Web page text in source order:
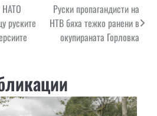
НАТО
руските
Руски пропагандисти на
НТВ бяха тежко ранени в
окупираната Горловка